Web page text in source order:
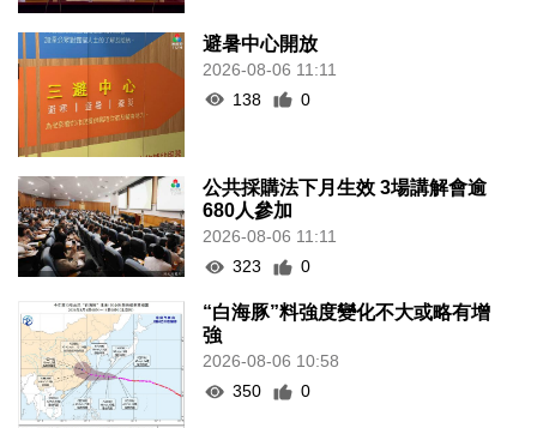
避暑中心開放
2026-08-06 11:11
138
0
公共採購法下月生效 3場講解會逾
680人參加
2026-08-06 11:11
323
0
“白海豚”料強度變化不大或略有增
強
2026-08-06 10:58
350
0